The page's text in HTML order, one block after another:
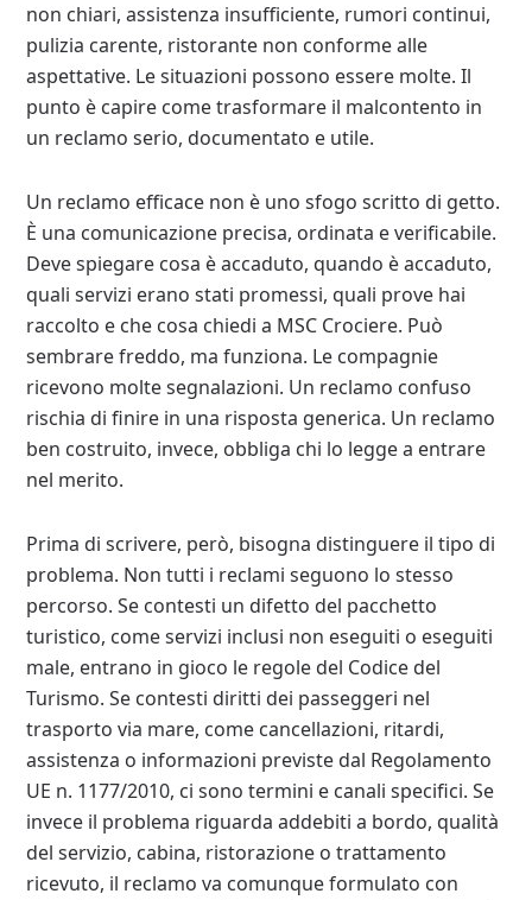
non chiari, assistenza insufficiente, rumori continui,
pulizia carente, ristorante non conforme alle
aspettative. Le situazioni possono essere molte. Il
punto è capire come trasformare il malcontento in
un reclamo serio, documentato e utile.
Un reclamo efficace non è uno sfogo scritto di getto.
È una comunicazione precisa, ordinata e verificabile.
Deve spiegare cosa è accaduto, quando è accaduto,
quali servizi erano stati promessi, quali prove hai
raccolto e che cosa chiedi a MSC Crociere. Può
sembrare freddo, ma funziona. Le compagnie
ricevono molte segnalazioni. Un reclamo confuso
rischia di finire in una risposta generica. Un reclamo
ben costruito, invece, obbliga chi lo legge a entrare
nel merito.
Prima di scrivere, però, bisogna distinguere il tipo di
problema. Non tutti i reclami seguono lo stesso
percorso. Se contesti un difetto del pacchetto
turistico, come servizi inclusi non eseguiti o eseguiti
male, entrano in gioco le regole del Codice del
Turismo. Se contesti diritti dei passeggeri nel
trasporto via mare, come cancellazioni, ritardi,
assistenza o informazioni previste dal Regolamento
UE n. 1177/2010, ci sono termini e canali specifici. Se
invece il problema riguarda addebiti a bordo, qualità
del servizio, cabina, ristorazione o trattamento
ricevuto, il reclamo va comunque formulato con